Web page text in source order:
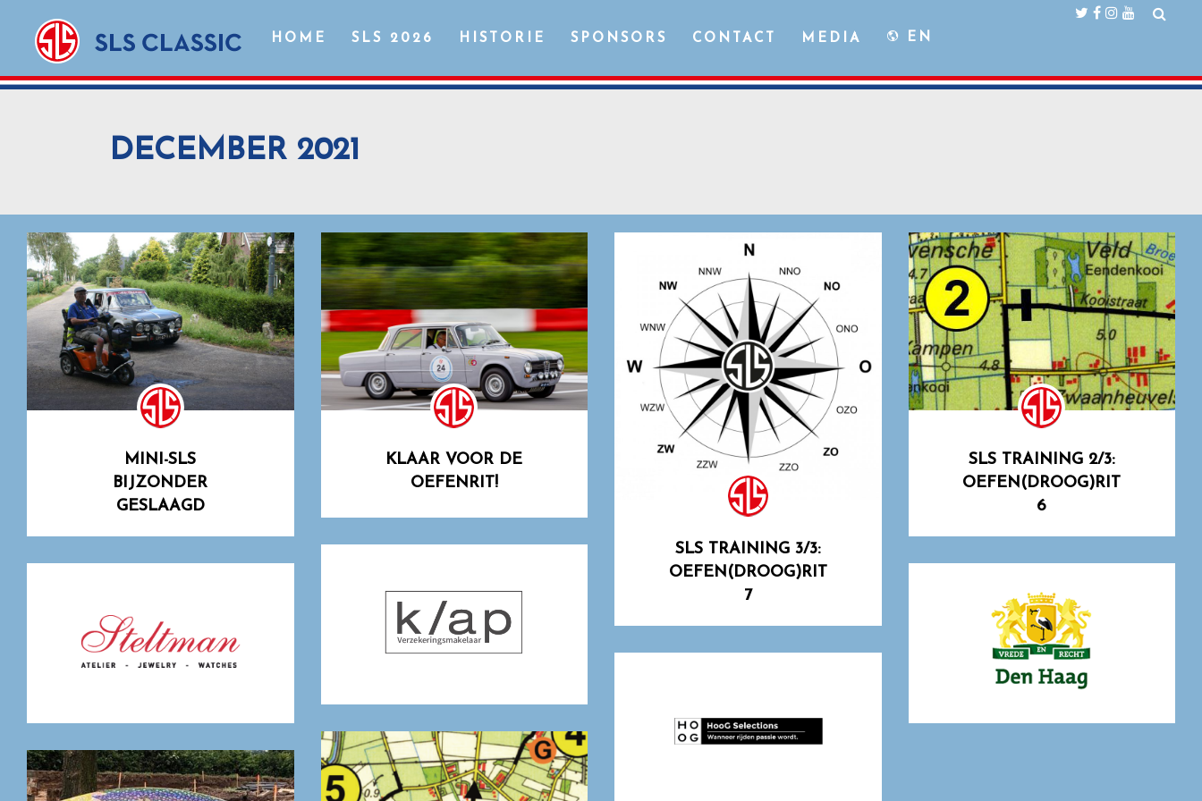
HOME SLS 2026 HISTORIE SPONSORS CONTACT MEDIA EN
DECEMBER 2021
MINI-SLS
BIJZONDER
GESLAAGD
KLAAR VOOR DE
OEFENRIT!
SLS TRAINING 3/3:
OEFEN(DROOG)RIT
7
SLS TRAINING 2/3:
OEFEN(DROOG)RIT
6